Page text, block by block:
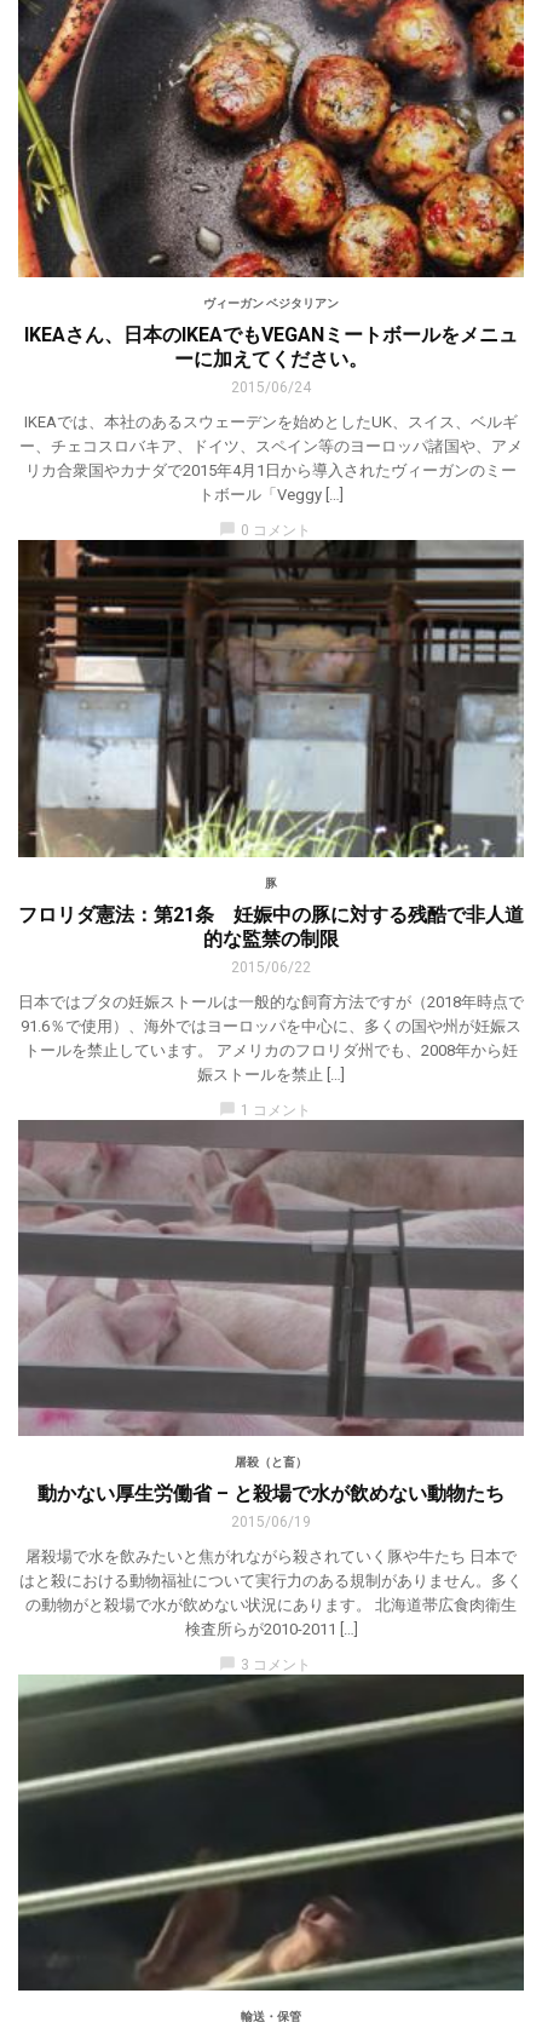
ヴィーガン ベジタリアン
IKEAさん、日本のIKEAでもVEGANミートボールをメニュ
ーに加えてください。
2015/06/24
IKEAでは、本社のあるスウェーデンを始めとしたUK、スイス、ベルギ
ー、チェコスロバキア、ドイツ、スペイン等のヨーロッパ諸国や、アメ
リカ合衆国やカナダで2015年4月1日から導入されたヴィーガンのミー
トボール「Veggy […]
chat_bubble 0 コメント
豚
フロリダ憲法：第21条 妊娠中の豚に対する残酷で非人道
的な監禁の制限
2015/06/22
日本ではブタの妊娠ストールは一般的な飼育方法ですが（2018年時点で
91.6％で使用）、海外ではヨーロッパを中心に、多くの国や州が妊娠ス
トールを禁止しています。 アメリカのフロリダ州でも、2008年から妊
娠ストールを禁止 […]
1 コメント
屠殺（と畜）
動かない厚生労働省 – と殺場で水が飲めない動物たち
2015/06/19
屠殺場で水を飲みたいと焦がれながら殺されていく豚や牛たち 日本で
はと殺における動物福祉について実行力のある規制がありません。多く
の動物がと殺場で水が飲めない状況にあります。 北海道帯広食肉衛生
検査所らが2010-2011 […]
3 コメント
輸送・保管